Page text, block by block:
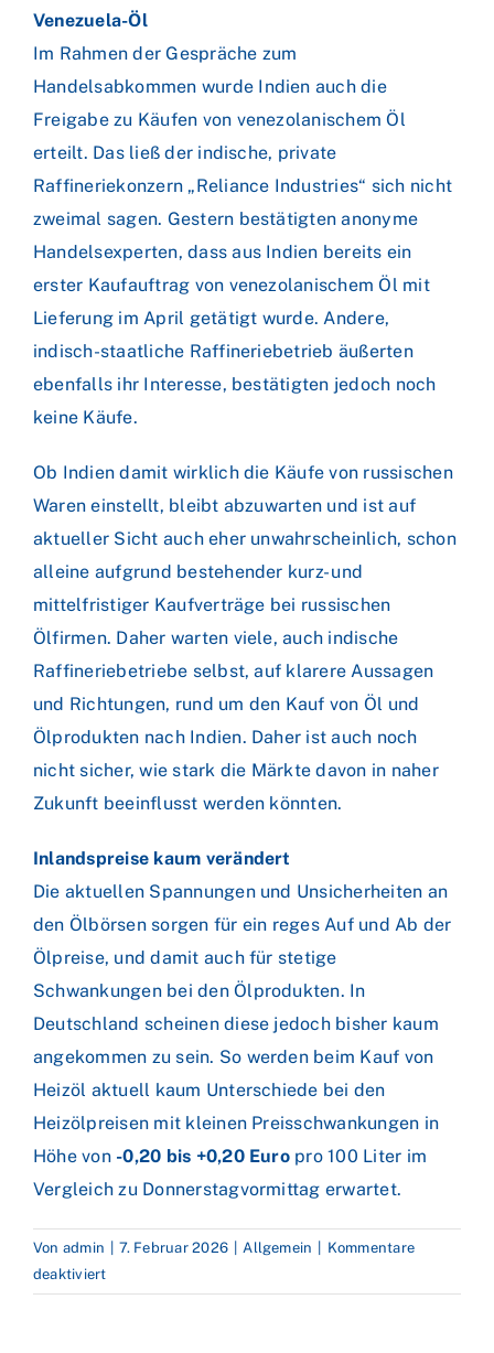
Venezuela-Öl
Im Rahmen der Gespräche zum
Handelsabkommen wurde Indien auch die
Freigabe zu Käufen von venezolanischem Öl
erteilt. Das ließ der indische, private
Raffineriekonzern „Reliance Industries“ sich nicht
zweimal sagen. Gestern bestätigten anonyme
Handelsexperten, dass aus Indien bereits ein
erster Kaufauftrag von venezolanischem Öl mit
Lieferung im April getätigt wurde. Andere,
indisch-staatliche Raffineriebetrieb äußerten
ebenfalls ihr Interesse, bestätigten jedoch noch
keine Käufe.
Ob Indien damit wirklich die Käufe von russischen
Waren einstellt, bleibt abzuwarten und ist auf
aktueller Sicht auch eher unwahrscheinlich, schon
alleine aufgrund bestehender kurz- und
mittelfristiger Kaufverträge bei russischen
Ölfirmen. Daher warten viele, auch indische
Raffineriebetriebe selbst, auf klarere Aussagen
und Richtungen, rund um den Kauf von Öl und
Ölprodukten nach Indien. Daher ist auch noch
nicht sicher, wie stark die Märkte davon in naher
Zukunft beeinflusst werden könnten.
Inlandspreise kaum verändert
Die aktuellen Spannungen und Unsicherheiten an
den Ölbörsen sorgen für ein reges Auf und Ab der
Ölpreise, und damit auch für stetige
Schwankungen bei den Ölprodukten. In
Deutschland scheinen diese jedoch bisher kaum
angekommen zu sein. So werden beim Kauf von
Heizöl aktuell kaum Unterschiede bei den
Heizölpreisen mit kleinen Preisschwankungen in
Höhe von -0,20 bis +0,20 Europro 100 Liter im
Vergleich zu Donnerstagvormittag erwartet.
Von admin 7. Februar 2026 Allgemein
Kommentare
deaktiviertfür
Volatile